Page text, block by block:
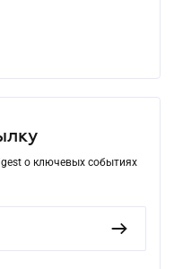
о ключевых событиях